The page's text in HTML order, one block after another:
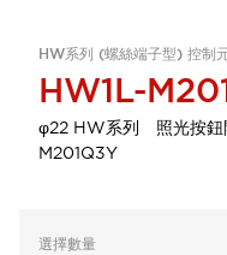
HW系列 (螺絲端子型) 控制
HW1L-
φ22 HW系列 照光按
M201Q3Y
選擇數量